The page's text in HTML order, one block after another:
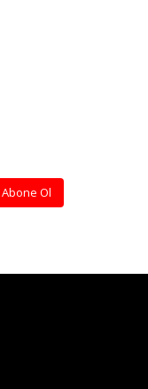
Abone Ol